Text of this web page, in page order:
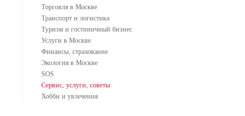
Торговля в Москве
Транспорт и логистика
Туризм и гостиничный бизнес
Услуги в Москве
Финансы, страхование
Экология в Москве
SOS
Сервис, услуги, советы
Хобби и увлечения